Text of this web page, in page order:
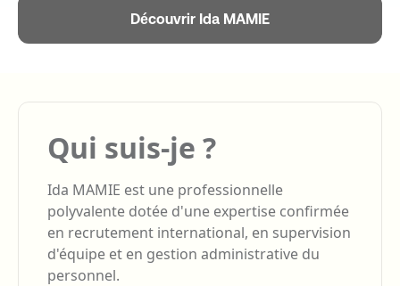
Découvrir Ida MAMIE
Qui suis-je ?
Ida MAMIE est une professionnelle
polyvalente dotée d'une expertise confirmée
en recrutement international, en supervision
d'équipe et en gestion administrative du
personnel.